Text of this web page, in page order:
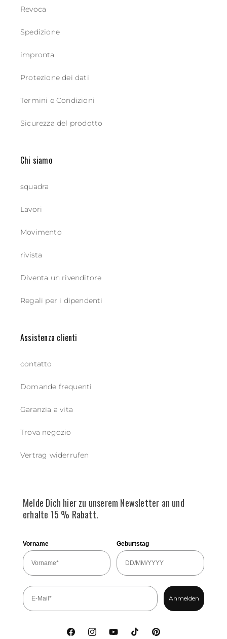
Revoca
Spedizione
impronta
Protezione dei dati
Termini e Condizioni
Sicurezza del prodotto
Chi siamo
squadra
Lavori
Movimento
rivista
Diventa un rivenditore
Regali per i dipendenti
Assistenza clienti
contatto
Domande frequenti
Garanzia a vita
Trova negozio
Vertrag widerrufen
Melde Dich hier zu unserem Newsletter an und
erhalte 15 % Rabatt.
Vorname Geburtstag
Anmelden